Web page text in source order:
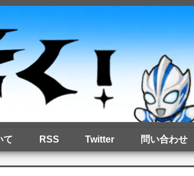
て RSS Twitter 問い合わせ